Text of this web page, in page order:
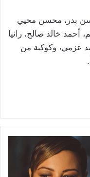
بدر، محسن محيي
أحمد خالد صالح، رانيا
عزمي، وكوكبة من
.